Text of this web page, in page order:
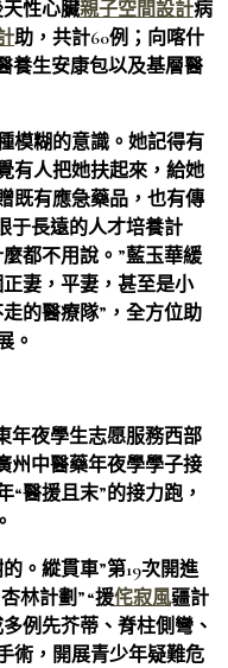
性心臟親子空間設計病
助，共計60例；向喀什
養生安康包以及基層醫
模糊的意識。她記得有
有人把她扶起來，給她
既有應急藥品，也有傳
于長遠的人才培養計
都不用說。”藍玉華緩
妻，平妻，甚至是小
的醫療隊”，全方位助
。
年夜學生志愿服務西部
州中醫藥年夜學學子接
醫援且末”的接力跑，
。縱貫車”第19次開進
林計劃”“援侘寂風疆計
多例先芥蒂、脊柱側彎、
術，開展青少年疑難危